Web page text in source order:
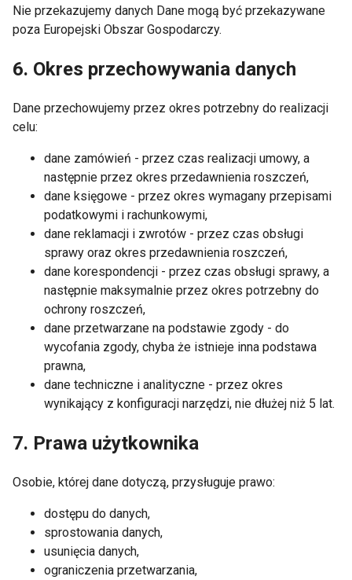
Nie przekazujemy danych Dane mogą być przekazywane
poza Europejski Obszar Gospodarczy.
6. Okres przechowywania danych
Dane przechowujemy przez okres potrzebny do realizacji
celu:
dane zamówień - przez czas realizacji umowy, a
następnie przez okres przedawnienia roszczeń,
dane księgowe - przez okres wymagany przepisami
podatkowymi i rachunkowymi,
dane reklamacji i zwrotów - przez czas obsługi
sprawy oraz okres przedawnienia roszczeń,
dane korespondencji - przez czas obsługi sprawy, a
następnie maksymalnie przez okres potrzebny do
ochrony roszczeń,
dane przetwarzane na podstawie zgody - do
wycofania zgody, chyba że istnieje inna podstawa
prawna,
dane techniczne i analityczne - przez okres
wynikający z konfiguracji narzędzi, nie dłużej niż 5 lat.
7. Prawa użytkownika
Osobie, której dane dotyczą, przysługuje prawo:
dostępu do danych,
sprostowania danych,
usunięcia danych,
ograniczenia przetwarzania,